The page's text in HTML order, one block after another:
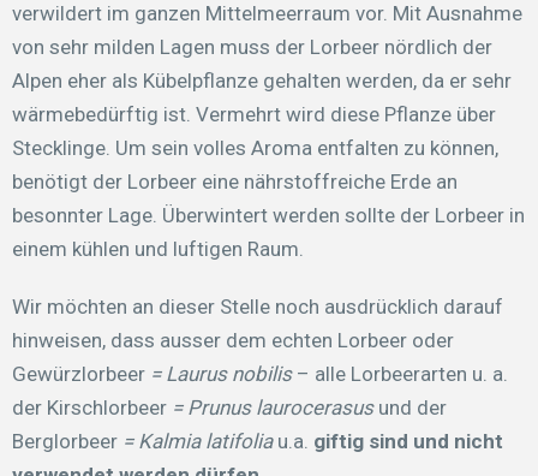
verwildert im ganzen Mittelmeerraum vor. Mit Ausnahme
von sehr milden Lagen muss der Lorbeer nördlich der
Alpen eher als Kübelpflanze gehalten werden, da er sehr
wärmebedürftig ist. Vermehrt wird diese Pflanze über
Stecklinge. Um sein volles Aroma entfalten zu können,
benötigt der Lorbeer eine nährstoffreiche Erde an
besonnter Lage. Überwintert werden sollte der Lorbeer in
einem kühlen und luftigen Raum.
Wir möchten an dieser Stelle noch ausdrücklich darauf
hinweisen, dass ausser dem echten Lorbeer oder
Gewürzlorbeer = Laurus nobilis– alle Lorbeerarten u. a.
der Kirschlorbeer = Prunus laurocerasusund der
Berglorbeer = Kalmia latifoliau.a. giftig sind und nicht